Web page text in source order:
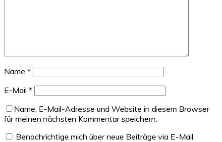
Name *
E-Mail *
Name, E-Mail-Adresse und Website in diesem Browser
für meinen nächsten Kommentar speichern.
Benachrichtige mich über neue Beiträge via E-Mail.